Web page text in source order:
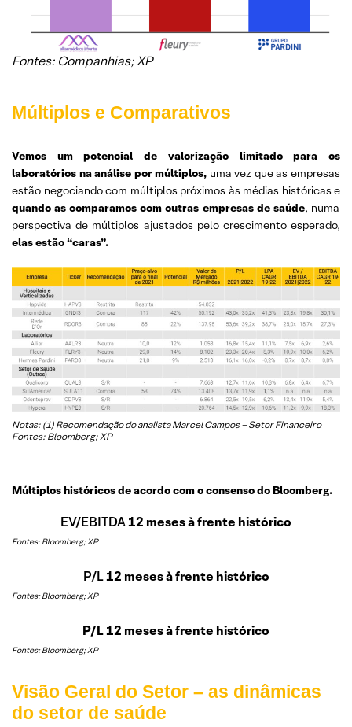
Fontes: Companhias; XP
Múltiplos e Comparativos
Vemos um potencial de valorização limitado para os
laboratórios na análise por múltiplos, uma vez que as empresas
estão negociando com múltiplos próximos às médias históricas e
quando as comparamos com outras empresas de saúde, numa
perspectiva de múltiplos ajustados pelo crescimento esperado,
elas estão “caras”.
Notas: (1) Recomendação do analista Marcel Campos – Setor Financeiro
Fontes: Bloomberg; XP
Múltiplos históricos de acordo com o consenso do Bloomberg.
EV/EBITDA12 meses à frente histórico
Fontes: Bloomberg; XP
P/L12 meses à frente histórico
Fontes: Bloomberg; XP
P/L 12 meses à frente histórico
Fontes: Bloomberg; XP
Visão Geral do Setor – as dinâmicas
do setor de saúde